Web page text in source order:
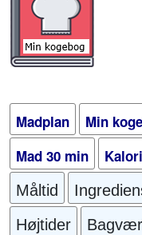
Madplan Min
Mad 30 min
Måltid
Højtider